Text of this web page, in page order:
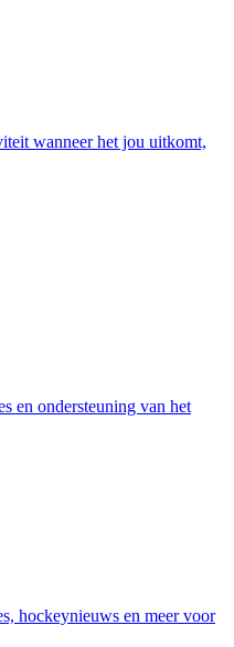
wanneer het jou uitkomt,
en ondersteuning van het
hockeynieuws en meer voor